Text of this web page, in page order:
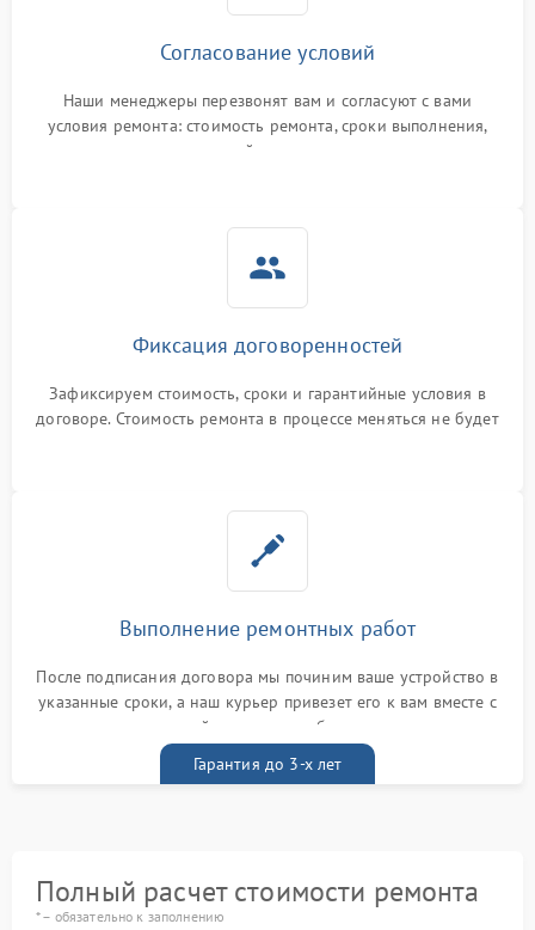
Согласование условий
Наши менеджеры перезвонят вам и согласуют с вами
условия ремонта: стоимость ремонта, сроки выполнения,
гарантийные условия
Фиксация договоренностей
Зафиксируем стоимость, сроки и гарантийные условия в
договоре. Стоимость ремонта в процессе меняться не будет
Выполнение ремонтных работ
После подписания договора мы починим ваше устройство в
указанные сроки, а наш курьер привезет его к вам вместе с
гарантийным талоном бесплатно
Гарантия до 3-х лет
Полный расчет стоимости ремонта
* – обязательно к заполнению